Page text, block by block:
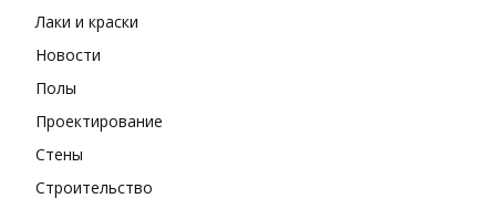
Лаки и краски
Новости
Полы
Проектирование
Стены
Строительство